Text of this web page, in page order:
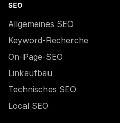
SEO
Allgemeines SEO
Keyword-Recherche
On-Page-SEO
Linkaufbau
Technisches SEO
Local SEO